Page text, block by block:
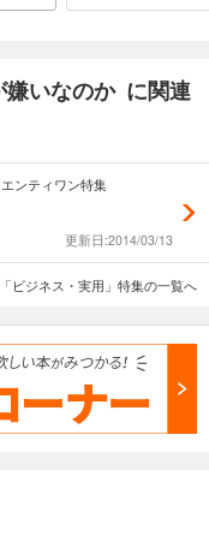
嫌いなのか に関連
ンティワン特集
更新日:2014/03/13
「ビジネス・実用」特集の一覧へ